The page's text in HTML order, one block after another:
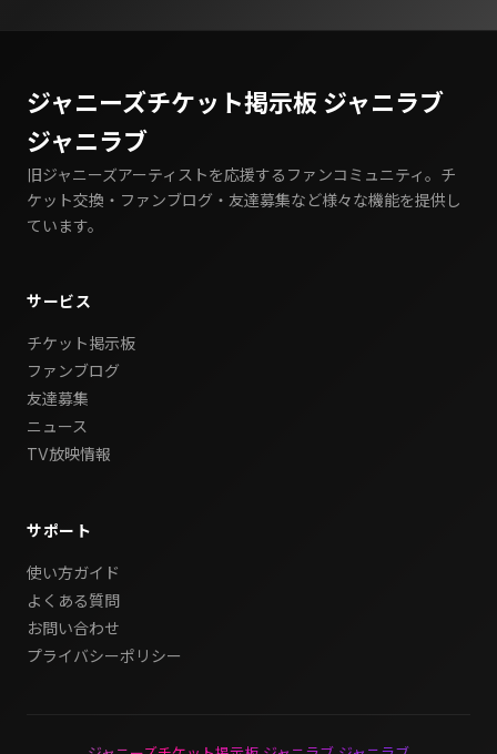
ジャニーズチケット掲示板 ジャニラブ
ジャニラブ
旧ジャニーズアーティストを応援するファンコミュニティ。チ
ケット交換・ファンブログ・友達募集など様々な機能を提供し
ています。
サービス
チケット掲示板
ファンブログ
友達募集
ニュース
TV放映情報
サポート
使い方ガイド
よくある質問
お問い合わせ
プライバシーポリシー